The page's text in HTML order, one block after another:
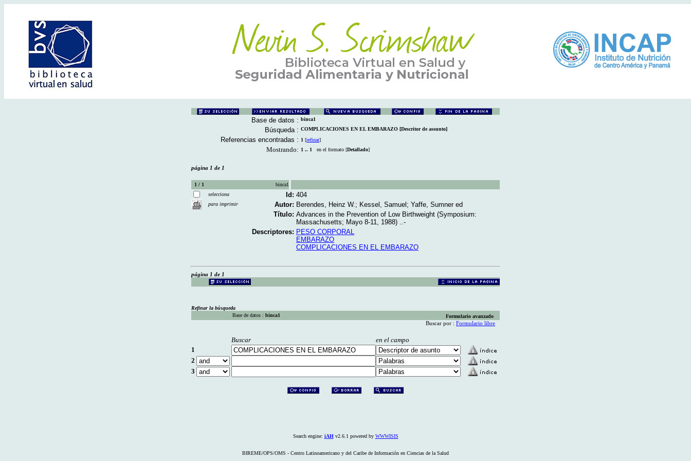
Base de datos : binca1
Búsqueda : COMPLICACIONES EN EL EMBARAZO [Descritor de assunto]
Referencias encontradas : 1 [refinar]
Mostrando: 1 .. 1 en el formato [Detallado]
página 1 de 1
1 / 1
binca1
selecciona
para imprimir
Id: 404
Autor: Berendes, Heinz W.; Kessel, Samuel; Yaffe, Sumner ed
Título: Advances in the Prevention of Low Birthweight (Symposium:
Massachusetts; Mayo 8-11, 1988) ..-
Descriptores: PESO CORPORAL
EMBARAZO
COMPLICACIONES EN EL EMBARAZO
página 1 de 1
Refinar la búsqueda
Base de datos : binca1 Formulario avanzado
Buscar por : Formulario libre
Buscar
en el campo
1
2
3
Search engine: iAHv2.6.1 powered by WWWISIS
BIREME/OPS/OMS - Centro Latinoamericano y del Caribe de Información en Ciencias de la Salud